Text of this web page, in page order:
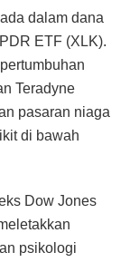
dalam dana
ETF (XLK).
Teradyne
pasaran niaga
di bawah
Dow Jones
psikologi